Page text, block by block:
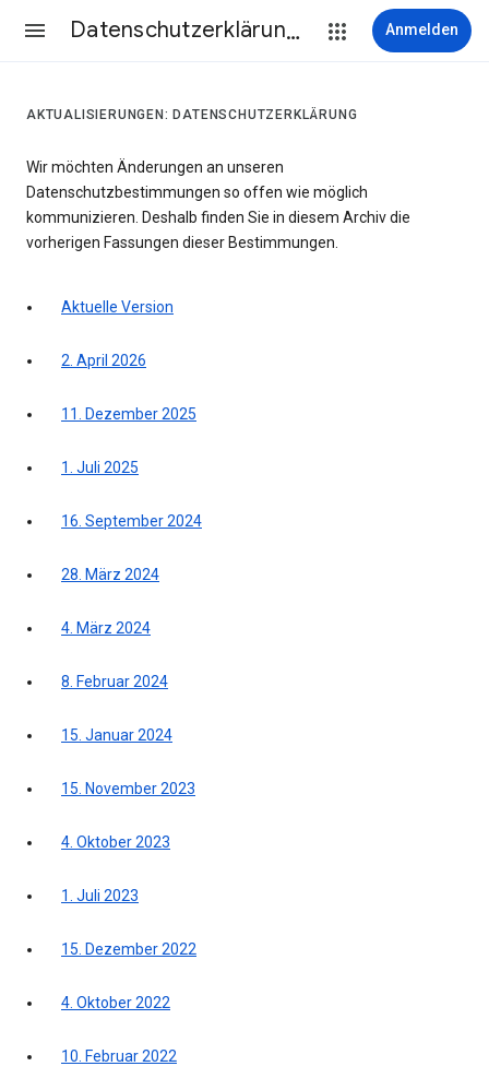
Datenschutzerklärung & Nutzungsbedingungen Anmelden
AKTUALISIERUNGEN: DATENSCHUTZERKLÄRUNG
Wir möchten Änderungen an unseren
Datenschutzbestimmungen so offen wie möglich
kommunizieren. Deshalb finden Sie in diesem Archiv die
vorherigen Fassungen dieser Bestimmungen.
Aktuelle Version
2. April 2026
11. Dezember 2025
1. Juli 2025
16. September 2024
28. März 2024
4. März 2024
8. Februar 2024
15. Januar 2024
15. November 2023
4. Oktober 2023
1. Juli 2023
15. Dezember 2022
4. Oktober 2022
10. Februar 2022